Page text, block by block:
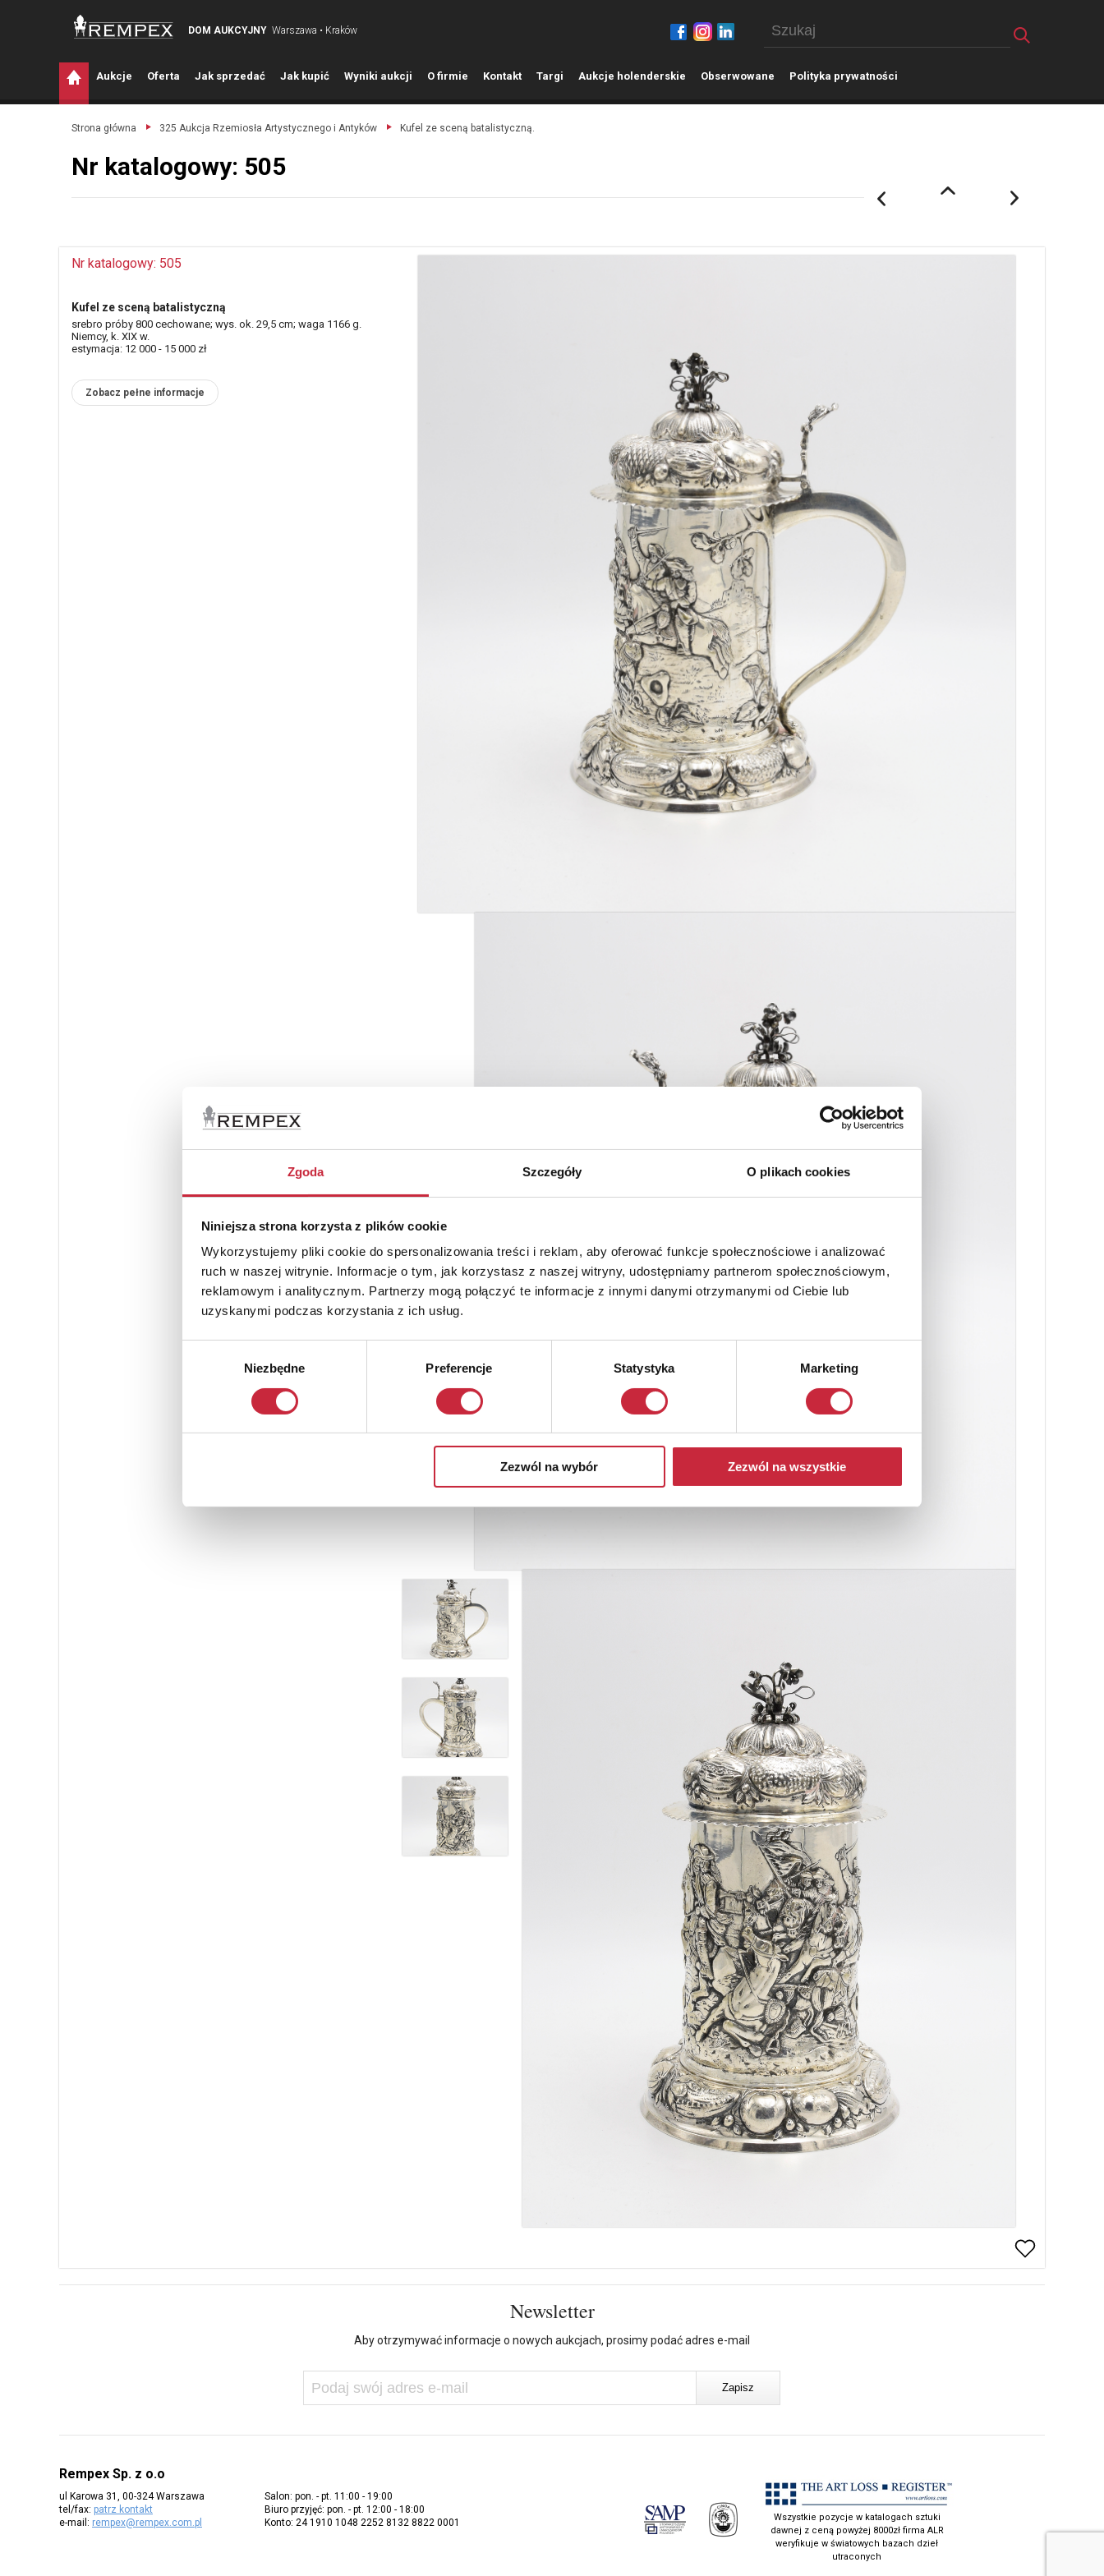
Zgoda Szczegóły O plikach cookies
Niniejsza strona korzysta z plików cookie
Wykorzystujemy pliki cookie do spersonalizowania treści i reklam, aby oferować funkcje społecznościowe i analizować
ruch w naszej witrynie. Informacje o tym, jak korzystasz z naszej witryny, udostępniamy partnerom społecznościowym,
reklamowym i analitycznym. Partnerzy mogą połączyć te informacje z innymi danymi otrzymanymi od Ciebie lub
uzyskanymi podczas korzystania z ich usług.
Niezbędne Preferencje Statystyka Marketing
Zezwól na wybór Zezwól na wszystkie
DOM AUKCYJNY Warszawa • Kraków
Aukcje Oferta Jak sprzedać Jak kupić Wyniki aukcji O firmie Kontakt Targi Aukcje holenderskie Obserwowane Polityka prywatności
Strona główna 325 Aukcja Rzemiosła Artystycznego i Antyków Kufel ze sceną batalistyczną.
Nr katalogowy: 505
Nr katalogowy: 505
Kufel ze sceną batalistyczną
srebro próby 800 cechowane; wys. ok. 29,5 cm; waga 1166 g.
Niemcy, k. XIX w.
estymacja: 12 000 - 15 000 zł
Zobacz pełne informacje
Newsletter
Aby otrzymywać informacje o nowych aukcjach, prosimy podać adres e-mail
Rempex Sp. z o.o
ul Karowa 31, 00-324 Warszawa
tel/fax: patrz kontakt
e-mail: rempex@rempex.com.pl
Salon: pon. - pt. 11:00 - 19:00
Biuro przyjęć: pon. - pt. 12:00 - 18:00
Konto: 24 1910 1048 2252 8132 8822 0001
Wszystkie pozycje w katalogach sztuki
dawnej z ceną powyżej 8000zł firma ALR
weryfikuje w światowych bazach dzieł
utraconych